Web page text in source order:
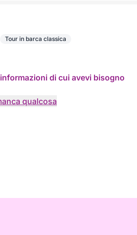
Tour in barca classica
di cui avevi bisogno
qualcosa